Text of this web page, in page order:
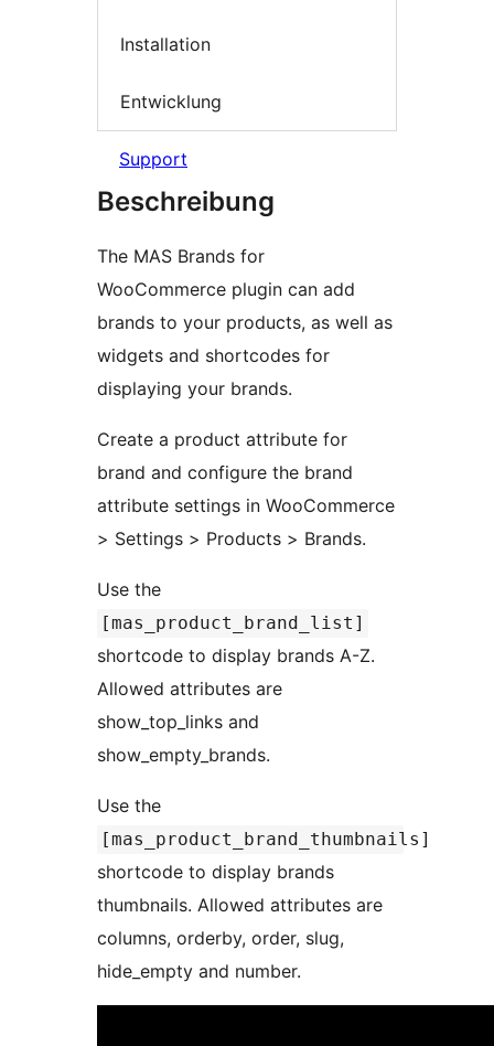
Installation
Entwicklung
Support
Beschreibung
The MAS Brands for
WooCommerce plugin can add
brands to your products, as well as
widgets and shortcodes for
displaying your brands.
Create a product attribute for
brand and configure the brand
attribute settings in WooCommerce
> Settings > Products > Brands.
Use the
[mas_product_brand_list]
shortcode to display brands A-Z.
Allowed attributes are
show_top_links and
show_empty_brands.
Use the
[mas_product_brand_thumbnails]
shortcode to display brands
thumbnails. Allowed attributes are
columns, orderby, order, slug,
hide_empty and number.